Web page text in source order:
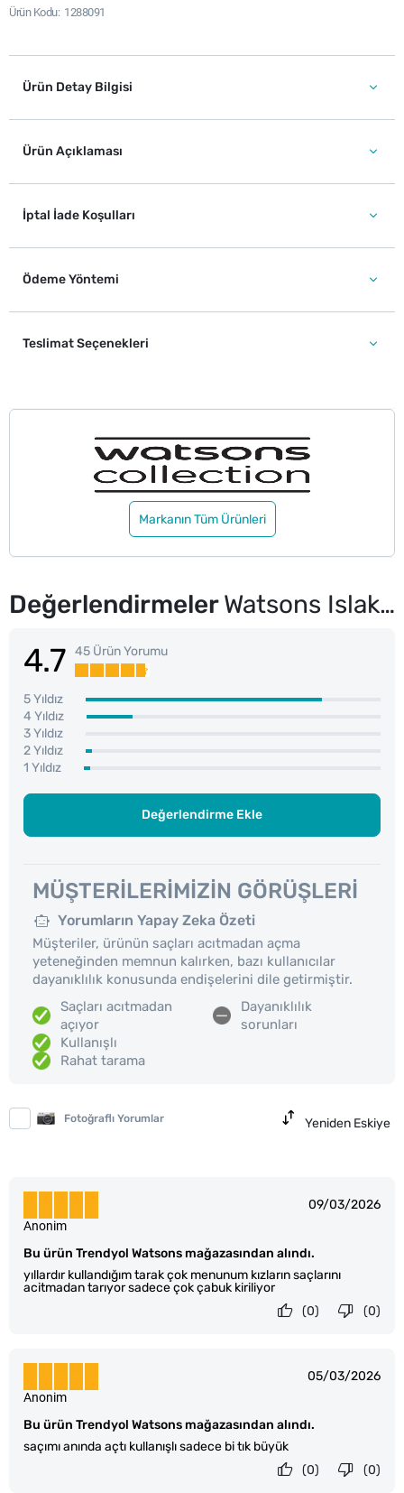
Ürün Kodu 1288091
Ürün Detay Bilgisi
Ürün Açıklaması
İptal İade Koşulları
Ödeme Yöntemi
Teslimat Seçenekleri
Markanın Tüm Ürünleri
DeğerlendirmelerWatsons Islak Kuru Saç Fırçası
4.7 45 Ürün Yorumu
5 Yıldız
4 Yıldız
3 Yıldız
2 Yıldız
1 Yıldız
Değerlendirme Ekle
MÜŞTERILERIMIZIN GÖRÜŞLERI
Yorumların Yapay Zeka Özeti
Müşteriler, ürünün saçları acıtmadan açma
yeteneğinden memnun kalırken, bazı kullanıcılar
dayanıklılık konusunda endişelerini dile getirmiştir.
Saçları acıtmadan
açıyor
Kullanışlı
Rahat tarama
Dayanıklılık
sorunları
Fotoğraflı Yorumlar Yeniden Eskiye
09/03/2026
Bu ürün Trendyol Watsons mağazasından alındı.
yıllardır kullandığım tarak çok menunum kızların saçlarını
acitmadan tarıyor sadece çok çabuk kiriliyor
Anonim
(0)
(0)
05/03/2026
Bu ürün Trendyol Watsons mağazasından alındı.
saçımı anında açtı kullanışlı sadece bi tık büyük
Anonim
(0)
(0)